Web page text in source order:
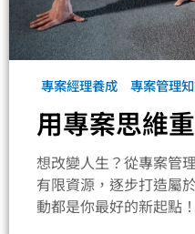
專案經理養成 專案管理
用專案思維
想改變人生？從專案管
有限資源，逐步打造屬
動都是你最好的新起點！